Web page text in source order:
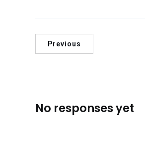
Previous
No responses yet